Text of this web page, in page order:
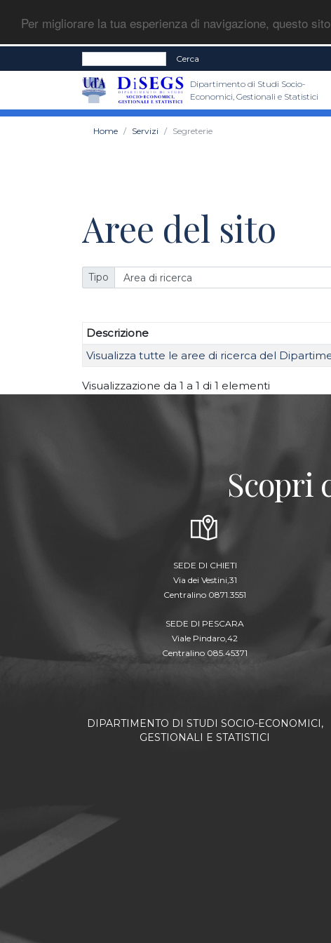
Per migliorare la tua esperienza di navigazione, questo
Cerca
Dipartimento di Studi Socio-
Economici, Gestionali e Statistici
Home Servizi Segreterie
Aree del sito
Tipo
Descrizione
Visualizza tutte le aree di ricerca del
Visualizzazione da 1 a 1 di 1 elementi
Scopri
SEDE DI CHIETI
Via dei Vestini,31
Centralino 0871.3551
SEDE DI PESCARA
Viale Pindaro,42
Centralino 085.45371
DIPARTIMENTO DI STUDI SOCIO-ECONOMICI,
GESTIONALI E STATISTICI